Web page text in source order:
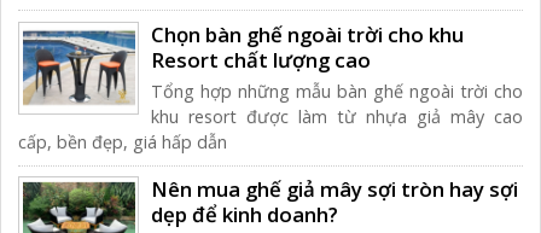
Chọn bàn ghế ngoài trời cho khu
Resort chất lượng cao
Tổng hợp những mẫu bàn ghế ngoài trời cho
khu resort được làm từ nhựa giả mây cao
cấp, bền đẹp, giá hấp dẫn
Nên mua ghế giả mây sợi tròn hay sợi
dẹp để kinh doanh?